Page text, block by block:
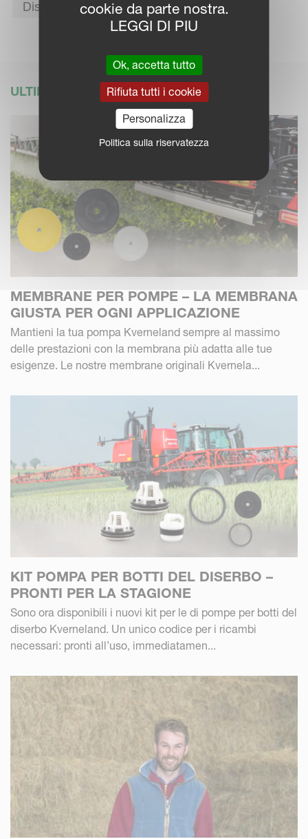
Disc Spreaders
ULTIME NOTIZIE
MEMBRANE PER POMPE – LA MEMBRANA
GIUSTA PER OGNI APPLICAZIONE
Mantieni la tua pompa Kverneland sempre al massimo
delle prestazioni con la membrana più adatta alle tue
esigenze. Le nostre membrane originali Kvernela...
KIT POMPA PER BOTTI DEL DISERBO –
PRONTI PER LA STAGIONE
Sono ora disponibili i nuovi kit per le di pompe per botti del
diserbo Kverneland. Un unico codice per i ricambi
necessari: pronti all’uso, immediatamen...
cookie da parte nostra.
LEGGI DI PIU
Ok, accetta tutto
Rifiuta tutti i cookie
Personalizza
Politica sulla riservatezza